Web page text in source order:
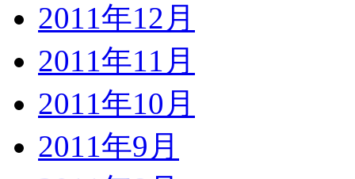
2011年12月
2011年11月
2011年10月
2011年9月